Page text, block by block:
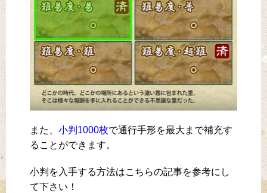
また、 小判1000枚で通行手形を最大まで補充す
ることができます。
小判を入手する方法はこちらの記事を参考にし
て下さい！